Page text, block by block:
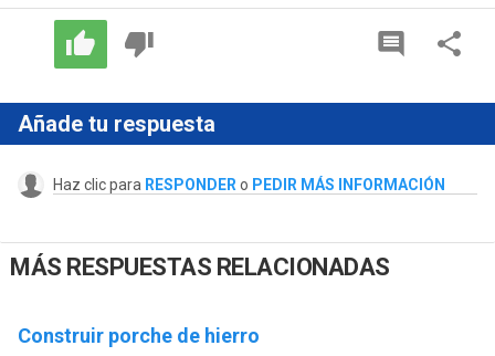
Añade tu respuesta
Haz clic para RESPONDER o PEDIR MÁS INFORMACIÓN
MÁS RESPUESTAS RELACIONADAS
Construir porche de hierro